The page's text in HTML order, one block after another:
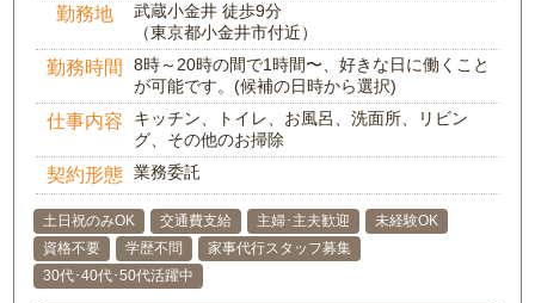
勤務地
武蔵小金井 徒歩9分
（東京都小金井市付近）
勤務時間
8時～20時の間で1時間〜、好きな日に働くこと
が可能です。(候補の日時から選択)
仕事内容
キッチン、トイレ、お風呂、洗面所、リビン
グ、その他のお掃除
契約形態 業務委託
土日祝のみOK 交通費支給 主婦･主夫歓迎
未経験OK
資格不要
学歴不問
家事代行スタッフ募集
30代･40代･50代活躍中